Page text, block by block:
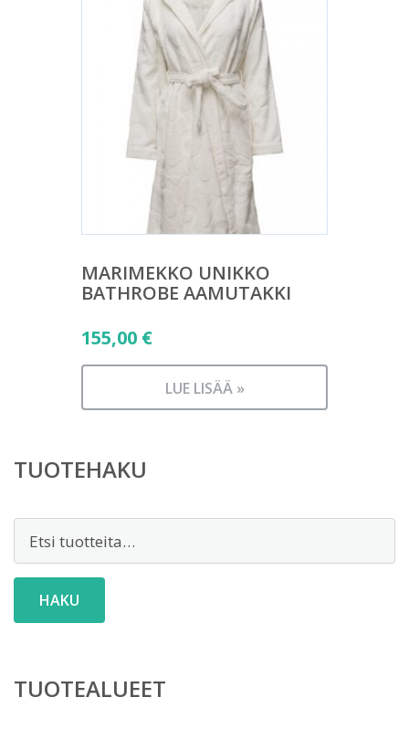
MARIMEKKO UNIKKO
BATHROBE AAMUTAKKI
155,00 €
LUE LISÄÄ »
TUOTEHAKU
HAKU
TUOTEALUEET